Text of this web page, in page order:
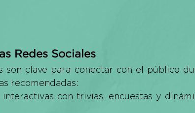
Redes Sociales
son clave para conectar con el público
recomendadas:
interactivas con trivias, encuestas y